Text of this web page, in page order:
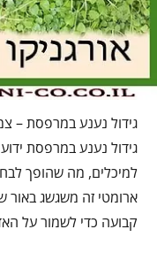
גידול נענע במרפסת –
גידול נענע במרפסת
למיכלים, מה שהופך
ארומטי זה משגשג
קבועה כדי לשמור על